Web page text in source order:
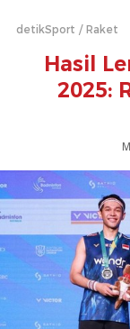
detikSport Raket
Hasil
2025: